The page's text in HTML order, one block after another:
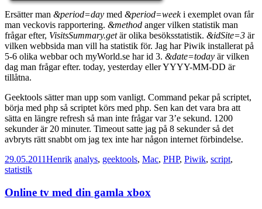
Ersätter man &period=day med &period=weeki exemplet ovan får
man veckovis rapportering. &method anger vilken statistik man
frågar efter, VisitsSummary.getär olika besöksstatistik. &idSite=3 är
vilken webbsida man vill ha statistik för. Jag har Piwik installerat på
5-6 olika webbar och myWorld.se har id 3. &date=today är vilken
dag man frågar efter. today, yesterday eller YYYY-MM-DD är
tillåtna.
Geektools sätter man upp som vanligt. Command pekar på scriptet,
börja med php så scriptet körs med php. Sen kan det vara bra att
sätta en längre refresh så man inte frågar var 3’e sekund. 1200
sekunder är 20 minuter. Timeout satte jag på 8 sekunder så det
avbryts rätt snabbt om jag tex inte har någon internet förbindelse.
29.05.2011Henrik analys, geektools, Mac, PHP, Piwik, script,
statistik
Online tv med din gamla xbox